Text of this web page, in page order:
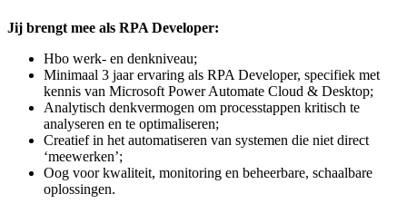
Jij brengt mee als RPA Developer:
Hbo werk- en denkniveau;
Minimaal 3 jaar ervaring als RPA Developer, specifiek met
kennis van Microsoft Power Automate Cloud & Desktop;
Analytisch denkvermogen om processtappen kritisch te
analyseren en te optimaliseren;
Creatief in het automatiseren van systemen die niet direct
‘meewerken’;
Oog voor kwaliteit, monitoring en beheerbare, schaalbare
oplossingen.